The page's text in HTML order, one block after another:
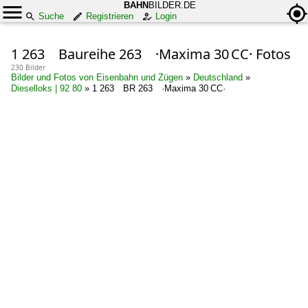
BAHN BILDER.DE
Suche
Registrieren Login
1 263 Baureihe 263 ·Maxima 30 CC· Fotos
230 Bilder
Bilder und Fotos von Eisenbahn und Zügen » Deutschland »
Dieselloks | 92 80 » 1 263 BR 263 ·Maxima 30 CC·